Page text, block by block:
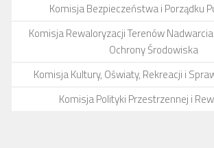
Komisja Bezpieczeństwa i Porządku
Komisja Rewaloryzacji Terenów
Ochrony Środowiska
Komisja Kultury, Oświaty, Rekreacji i
Komisja Polityki Przestrzennej i